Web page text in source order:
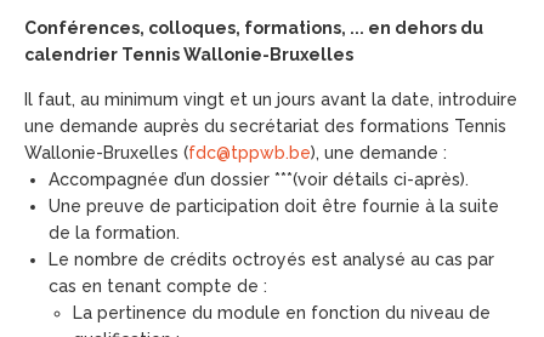
Conférences, colloques, formations, ... en dehors du
calendrier Tennis Wallonie-Bruxelles
Il faut, au minimum vingt et un jours avant la date, introduire
une demande auprès du secrétariat des formations Tennis
Wallonie-Bruxelles (fdc@tppwb.be), une demande :
Accompagnée d’un dossier ***(voir détails ci-après).
Une preuve de participation doit être fournie à la suite
de la formation.
Le nombre de crédits octroyés est analysé au cas par
cas en tenant compte de :
La pertinence du module en fonction du niveau de